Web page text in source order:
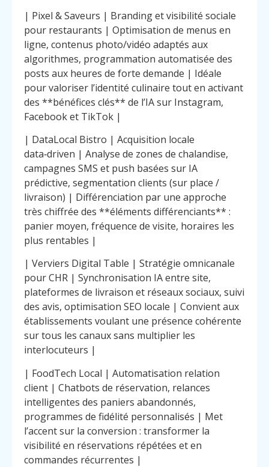
| Pixel & Saveurs | Branding et visibilité sociale
pour restaurants | Optimisation de menus en
ligne, contenus photo/vidéo adaptés aux
algorithmes, programmation automatisée des
posts aux heures de forte demande | Idéale
pour valoriser l’identité culinaire tout en activant
des **bénéfices clés** de l’IA sur Instagram,
Facebook et TikTok |
| DataLocal Bistro | Acquisition locale
data‑driven | Analyse de zones de chalandise,
campagnes SMS et push basées sur IA
prédictive, segmentation clients (sur place /
livraison) | Différenciation par une approche
très chiffrée des **éléments différenciants** :
panier moyen, fréquence de visite, horaires les
plus rentables |
| Verviers Digital Table | Stratégie omnicanale
pour CHR | Synchronisation IA entre site,
plateformes de livraison et réseaux sociaux, suivi
des avis, optimisation SEO locale | Convient aux
établissements voulant une présence cohérente
sur tous les canaux sans multiplier les
interlocuteurs |
| FoodTech Local | Automatisation relation
client | Chatbots de réservation, relances
intelligentes des paniers abandonnés,
programmes de fidélité personnalisés | Met
l’accent sur la conversion : transformer la
visibilité en réservations répétées et en
commandes récurrentes |